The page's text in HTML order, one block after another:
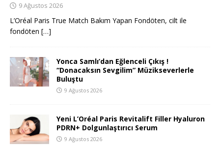
9 Ağustos 2026
L’Oréal Paris True Match Bakım Yapan Fondöten, cilt ile
fondöten […]
Yonca Samlı’dan Eğlenceli Çıkış !
“Donacaksın Sevgilim” Müzikseverlerle
Buluştu
9 Ağustos 2026
Yeni L’Oréal Paris Revitalift Filler Hyaluron
PDRN+ Dolgunlaştırıcı Serum
9 Ağustos 2026